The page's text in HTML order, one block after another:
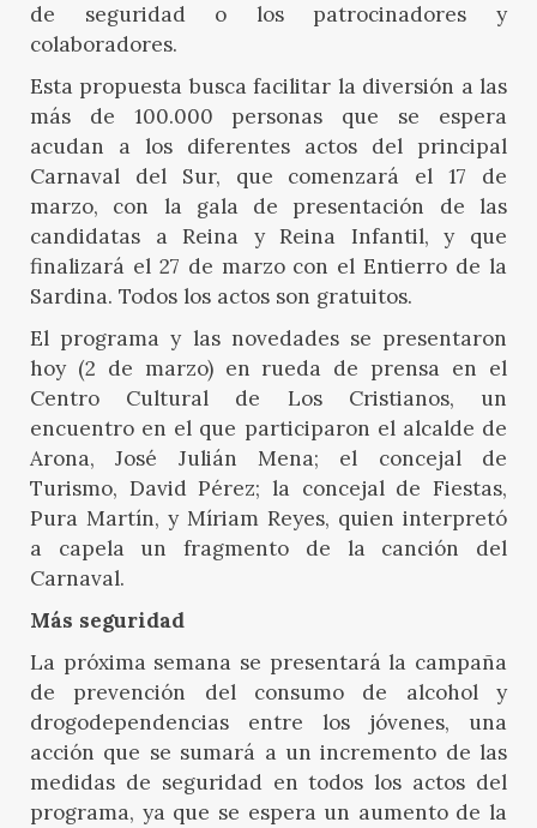
de seguridad o los patrocinadores y
colaboradores.
Esta propuesta busca facilitar la diversión a las
más de 100.000 personas que se espera
acudan a los diferentes actos del principal
Carnaval del Sur, que comenzará el 17 de
marzo, con la gala de presentación de las
candidatas a Reina y Reina Infantil, y que
finalizará el 27 de marzo con el Entierro de la
Sardina. Todos los actos son gratuitos.
El programa y las novedades se presentaron
hoy (2 de marzo) en rueda de prensa en el
Centro Cultural de Los Cristianos, un
encuentro en el que participaron el alcalde de
Arona, José Julián Mena; el concejal de
Turismo, David Pérez; la concejal de Fiestas,
Pura Martín, y Míriam Reyes, quien interpretó
a capela un fragmento de la canción del
Carnaval.
Más seguridad
La próxima semana se presentará la campaña
de prevención del consumo de alcohol y
drogodependencias entre los jóvenes, una
acción que se sumará a un incremento de las
medidas de seguridad en todos los actos del
programa, ya que se espera un aumento de la